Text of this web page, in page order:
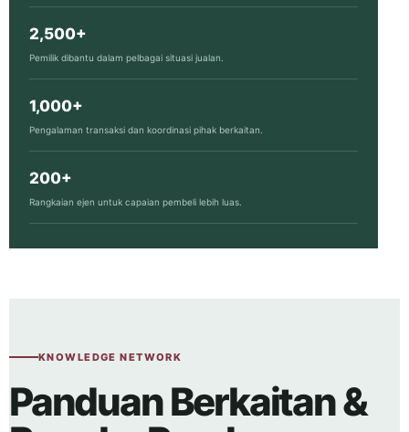
2,500+
Pemilik dibantu dalam pelbagai situasi jualan.
1,000+
Pengalaman transaksi dan koordinasi pihak berkaitan.
200+
Rangkaian ejen untuk capaian pembeli lebih luas.
KNOWLEDGE NETWORK
Panduan Berkaitan &